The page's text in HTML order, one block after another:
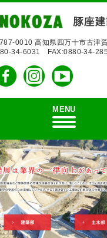
0010 高知県四万十市古津
34-6031 FAX:0880-34-
MENU